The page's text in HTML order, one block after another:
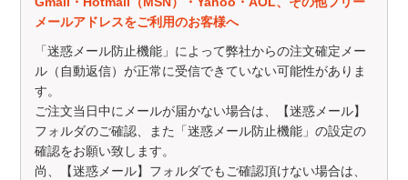
メールアドレスをご利用のお客様へ
「迷惑メール防止機能」によって弊社からの注文確定メー
ル（自動返信）が正常に受信できていない可能性がありま
す。
ご注文当日中にメールが届かない場合は、【迷惑メール】
フォルダのご確認、また「迷惑メール防止機能」の設定の
確認をお願い致します。
尚、【迷惑メール】フォルダでもご確認頂けない場合は、